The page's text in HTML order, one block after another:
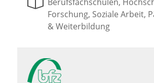
Forschung, Soziale Arbeit,
& Weiterbildung